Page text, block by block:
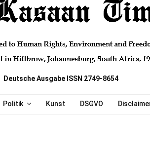
Deutsche Ausgabe ISSN 2749-8654
Politik Kunst DSGVO